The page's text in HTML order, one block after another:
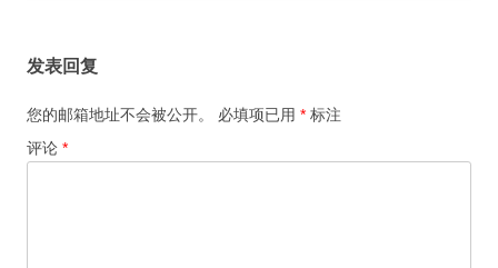
发表回复
您的邮箱地址不会被公开。 必填项已用 * 标注
评论 *